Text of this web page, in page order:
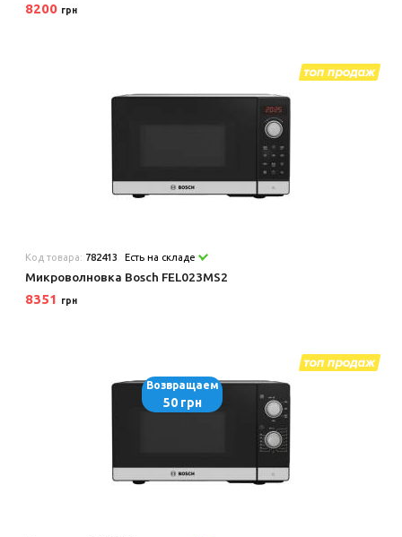
8200 грн
Код товара: 782413 Есть на складе
Микроволновка Bosch FEL023MS2
8351 грн
Возвращаем
50 грн